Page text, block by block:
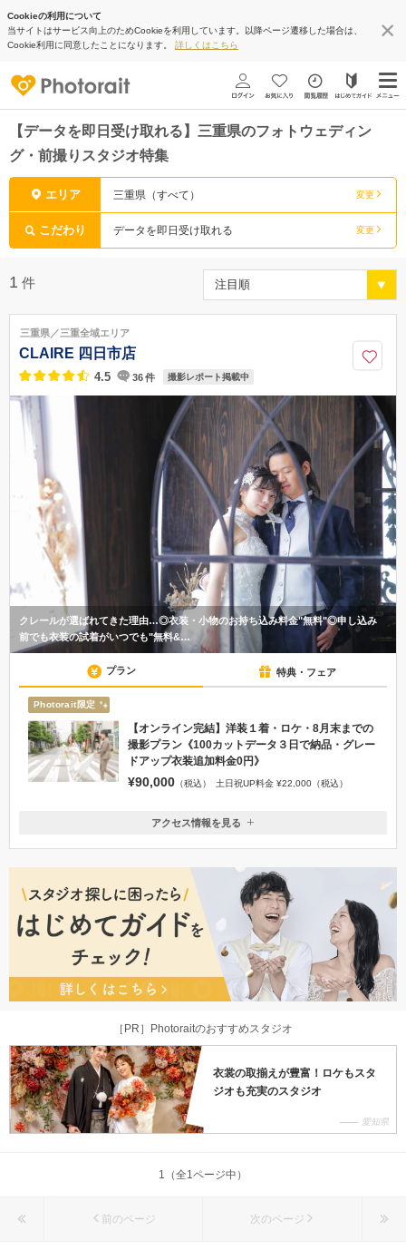
Cookieの利用について
当サイトはサービス向上のためCookieを利用しています。以降ページ遷移した場合は、
Cookie利用に同意したことになります。 詳しくはこちら
【データを即日受け取れる】三重県のフォトウェディン
グ・前撮りスタジオ特集
エリア 三重県（すべて） 変更
こだわり データを即日受け取れる 変更
1 件
三重県／三重全域エリア
CLAIRE 四日市店
4.5 36件 撮影レポート掲載中
クレールが選ばれてきた理由…◎衣装・小物のお持ち込み料金"無料"◎申し込み
前でも衣装の試着がいつでも"無料&…
プラン 特典・フェア
Photorait限定
【オンライン完結】洋装１着・ロケ・8月末までの
撮影プラン《100カットデータ３日で納品・グレー
ドアップ衣装追加料金0円》
¥90,000 （税込） 土日祝UP料金 ¥22,000（税込）
三重県三重県四日市市久保田2丁目10-3
「近鉄四日市駅」より徒歩10分 四日市市立病院前バス停より 徒歩１
分 ／無料駐車場有り
050-1871-2207
アクセス情報を見る
［PR］Photoraitのおすすめスタジオ
衣裳の取揃えが豊富！ロケもスタ
ジオも充実のスタジオ
愛知県
1（全1ページ中）
前のページ 次のページ